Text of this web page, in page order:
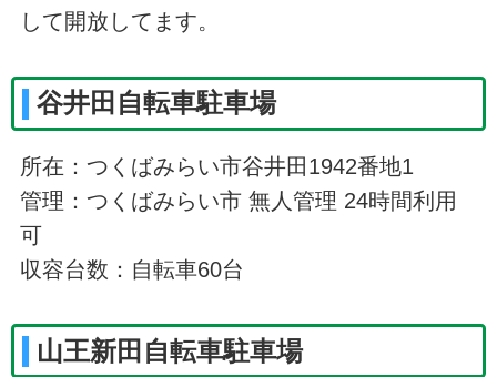
して開放してます。
谷井田自転車駐車場
所在：つくばみらい市谷井田1942番地1
管理：つくばみらい市 無人管理 24時間利用
可
収容台数：自転車60台
山王新田自転車駐車場